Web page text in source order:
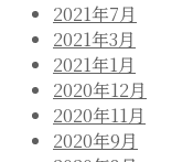
2021年7月
2021年3月
2021年1月
2020年12月
2020年11月
2020年9月